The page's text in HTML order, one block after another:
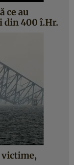
ce au
din 400 î.Hr.